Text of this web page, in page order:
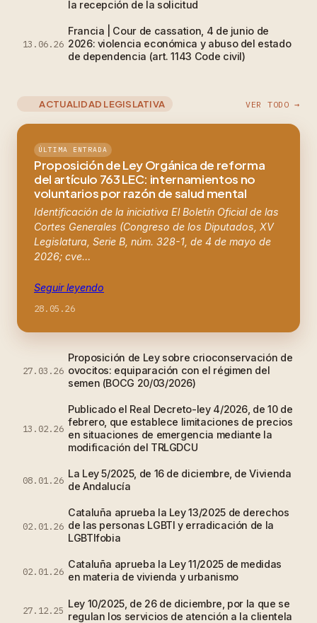
la recepción de la solicitud
13.06.26
Francia | Cour de cassation, 4 de junio de
2026: violencia económica y abuso del estado
de dependencia (art. 1143 Code civil)
ACTUALIDAD LEGISLATIVA VER TODO →
ÚLTIMA ENTRADA
Proposición de Ley Orgánica de reforma
del artículo 763 LEC: internamientos no
voluntarios por razón de salud mental
Identificación de la iniciativa El Boletín Oficial de las
Cortes Generales (Congreso de los Diputados, XV
Legislatura, Serie B, núm. 328-1, de 4 de mayo de
2026; cve…
Seguir leyendo
28.05.26
27.03.26
Proposición de Ley sobre crioconservación de
ovocitos: equiparación con el régimen del
semen (BOCG 20/03/2026)
13.02.26
Publicado el Real Decreto-ley 4/2026, de 10 de
febrero, que establece limitaciones de precios
en situaciones de emergencia mediante la
modificación del TRLGDCU
08.01.26
La Ley 5/2025, de 16 de diciembre, de Vivienda
de Andalucía
02.01.26
Cataluña aprueba la Ley 13/2025 de derechos
de las personas LGBTI y erradicación de la
LGBTIfobia
02.01.26
Cataluña aprueba la Ley 11/2025 de medidas
en materia de vivienda y urbanismo
27.12.25
Ley 10/2025, de 26 de diciembre, por la que se
regulan los servicios de atención a la clientela